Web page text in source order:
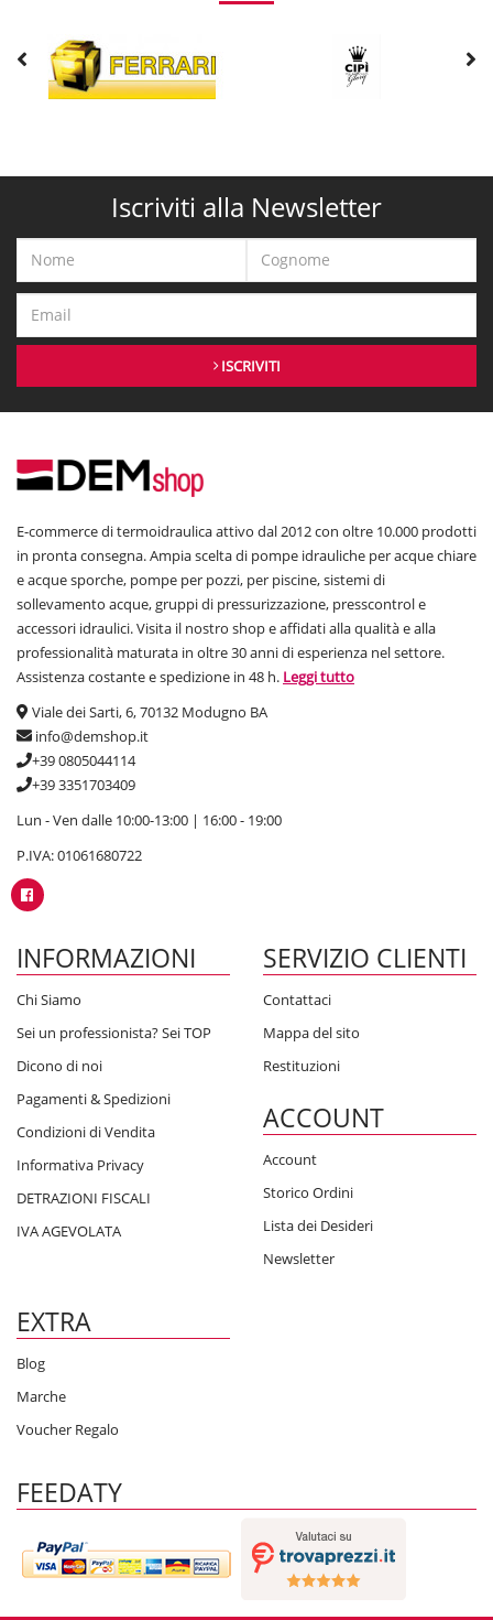
Iscriviti alla Newsletter
ISCRIVITI
E-commerce di termoidraulica attivo dal 2012 con oltre 10.000 prodotti
in pronta consegna. Ampia scelta di pompe idrauliche per acque chiare
e acque sporche, pompe per pozzi, per piscine, sistemi di
sollevamento acque, gruppi di pressurizzazione, presscontrol e
accessori idraulici. Visita il nostro shop e affidati alla qualità e alla
professionalità maturata in oltre 30 anni di esperienza nel settore.
Assistenza costante e spedizione in 48 h. Leggi tutto
Viale dei Sarti, 6, 70132 Modugno BA
info@demshop.it
+39 0805044114
+39 3351703409
Lun - Ven dalle 10:00-13:00 | 16:00 - 19:00
P.IVA: 01061680722
INFORMAZIONI
Chi Siamo
Sei un professionista? Sei TOP
Dicono di noi
Pagamenti & Spedizioni
Condizioni di Vendita
Informativa Privacy
DETRAZIONI FISCALI
IVA AGEVOLATA
SERVIZIO CLIENTI
Contattaci
Mappa del sito
Restituzioni
ACCOUNT
Account
Storico Ordini
Lista dei Desideri
Newsletter
EXTRA
Blog
Marche
Voucher Regalo
FEEDATY